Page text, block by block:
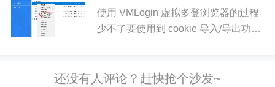
使用 VMLogin 虚拟多登浏览器的过程
少不了要使用到 cookie 导入/导出功
件列表中使用右键，可以导出选中的配